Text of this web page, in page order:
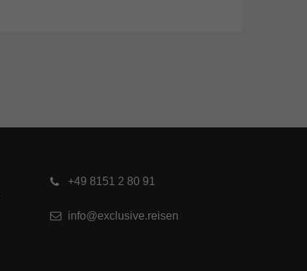
+49 8151 2 80 91
info@exclusive.reisen